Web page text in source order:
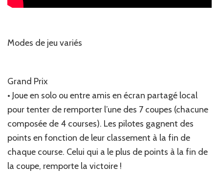
Modes de jeu variés
Grand Prix
• Joue en solo ou entre amis en écran partagé local
pour tenter de remporter l’une des 7 coupes (chacune
composée de 4 courses). Les pilotes gagnent des
points en fonction de leur classement à la fin de
chaque course. Celui qui a le plus de points à la fin de
la coupe, remporte la victoire !